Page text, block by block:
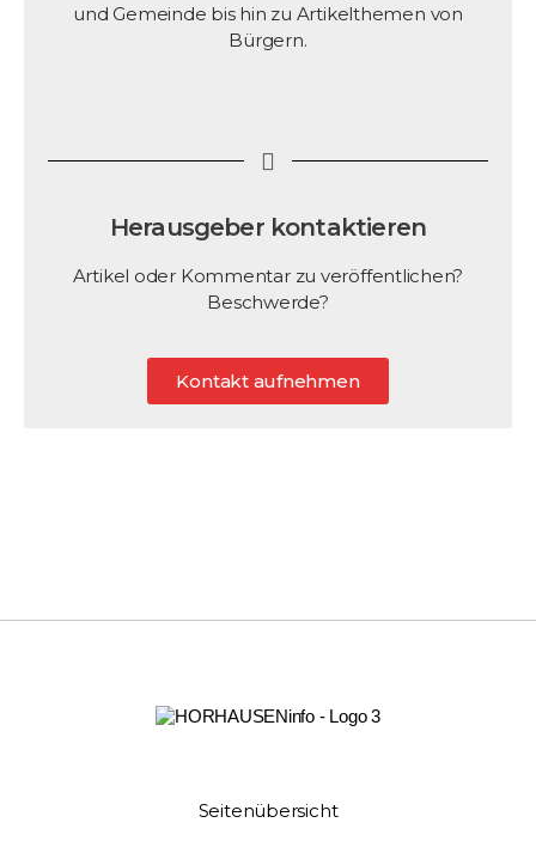
und Gemeinde bis hin zu Artikelthemen von
Bürgern.
Herausgeber kontaktieren
Artikel oder Kommentar zu veröffentlichen?
Beschwerde?
Kontakt aufnehmen
Seitenübersicht